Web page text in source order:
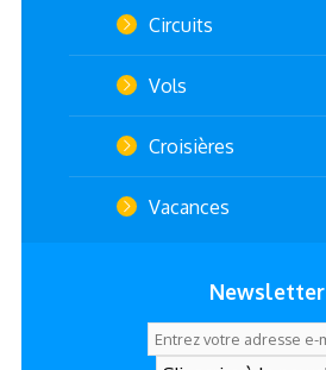
Circuits
Vols
Croisières
Vacances
Newsletter